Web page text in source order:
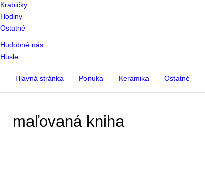
Krabičky
Hodiny
Ostatné
Hudobné nás.
Husle
Hlavná stránka Ponuka Keramika Ostatné
maľovaná kniha